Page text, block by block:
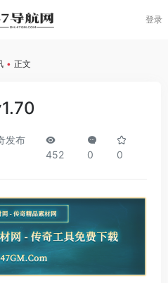
登录
• 正文
发布
452 0 0